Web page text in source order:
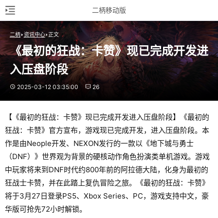
二柄移动版
二柄 资讯中心 正文
《最初的狂战：卡赞》现已完成开发进
入压盘阶段
2025-03-12 03:35:00 26
【《最初的狂战：卡赞》现已完成开发进入压盘阶段】《最初的
狂战：卡赞》官方宣布，游戏现已完成开发，进入压盘阶段。本
作是由Neople开发、NEXON发行的一款以《地下城与勇士
（DNF）》世界观为背景的硬核动作角色扮演类单机游戏。游戏
中玩家将来到DNF时代约800年前的阿拉德大陆，化身为最初的
狂战士卡赞，并在此踏上复仇冒险之旅。《最初的狂战：卡赞》
将于3月27日登录PS5、Xbox Series、PC，游戏支持中文，豪
华版可抢先72小时解锁。